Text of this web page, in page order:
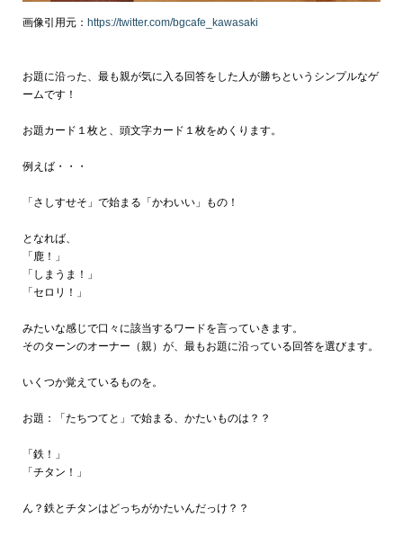
画像引用元： https://twitter.com/bgcafe_kawasaki
お題に沿った、最も親が気に入る回答をした人が勝ちというシンプルなゲ
ームです！
お題カード１枚と、頭文字カード１枚をめくります。
例えば・・・
「さしすせそ」で始まる「かわいい」もの！
となれば、
「鹿！」
「しまうま！」
「セロリ！」
みたいな感じで口々に該当するワードを言っていきます。
そのターンのオーナー（親）が、最もお題に沿っている回答を選びます。
いくつか覚えているものを。
お題：「たちつてと」で始まる、かたいものは？？
「鉄！」
「チタン！」
ん？鉄とチタンはどっちがかたいんだっけ？？